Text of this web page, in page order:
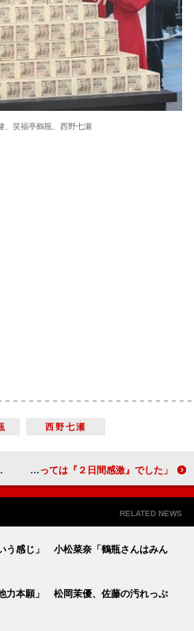
、笑福亭鶴瓶、西野七瀬
西野七瀬
芳根京子「私の中では『２日間戦争』でした」 北村匠海「僕にとっては『２日間感激』でした」
RELATED NEWS
う感じ」 小松菜奈「鶴瓶さんはみん
力本願」 松岡茉優、佐藤の汚れっぷ